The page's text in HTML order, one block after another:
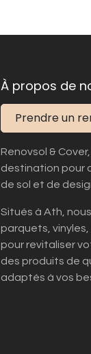
À propos de
Prendre un
Renovsol &
destination pour
de sol et de
Situés à Ath,
parquets, vinyles,
pour revitaliser
des produits de
adaptés à vos